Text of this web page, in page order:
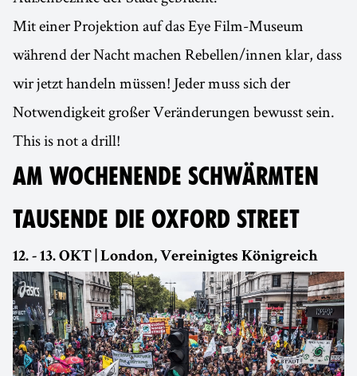
Mit einer Projektion auf das Eye Film-Museum
während der Nacht machen Rebellen/innen klar, dass
wir jetzt handeln müssen! Jeder muss sich der
Notwendigkeit großer Veränderungen bewusst sein.
This is not a drill!
AM WOCHENENDE SCHWÄRMTEN
TAUSENDE DIE OXFORD STREET
12. - 13. OKT | London, Vereinigtes Königreich